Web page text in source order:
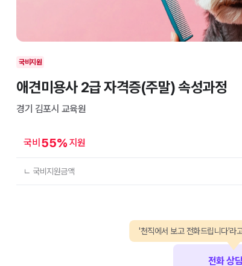
국비지원
애견미용사 2급 자격증(주말) 속성과정
경기 김포시 교육원
국비 55% 지원
ㄴ 국비지원금액
전화 상
'천직에서 보고 전화드립니다'라